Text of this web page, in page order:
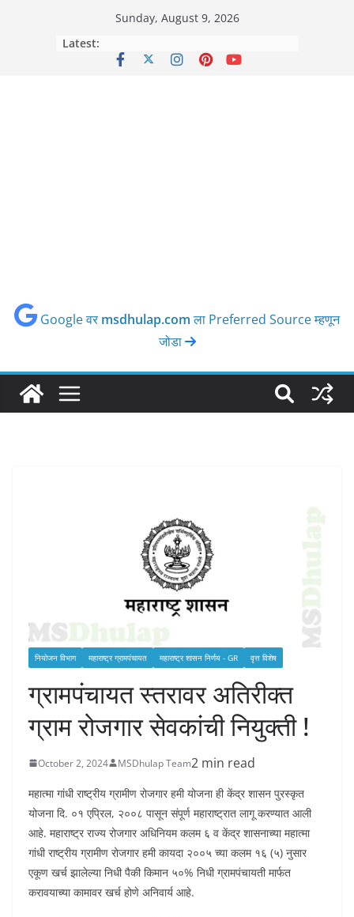
Sunday, August 9, 2026
Latest:
Google वर msdhulap.comला Preferred Source म्हणून
जोडा
नियोजन विभाग महाराष्ट्र ग्रामपंचायत महाराष्ट्र शासन निर्णय - GR वृत्त विशेष
ग्रामपंचायत स्तरावर अतिरीक्त
ग्राम रोजगार सेवकांची नियुक्ती !
October 2, 2024 MSDhulap Team2 min read
महात्मा गांधी राष्ट्रीय ग्रामीण रोजगार हमी योजना ही केंद्र शासन पुरस्कृत
योजना दि. ०१ एप्रिल, २००८ पासून संपूर्ण महाराष्ट्रात लागू करण्यात आली
आहे. महाराष्ट्र राज्य रोजगार अधिनियम कलम ६ व केंद्र शासनाच्या महात्मा
गांधी राष्ट्रीय ग्रामीण रोजगार हमी कायदा २००५ च्या कलम १६ (५) नुसार
एकूण खर्च झालेल्या निधी पैकी किमान ५०% निधी ग्रामपंचायती मार्फत
करावयाच्या कामावर खर्च होणे अनिवार्य आहे.